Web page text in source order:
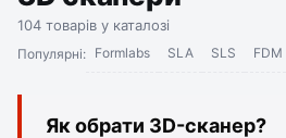
104 товарів у каталозі
Популярні: Formlabs SLA SLS FDM
Як обрати 3D-сканер?